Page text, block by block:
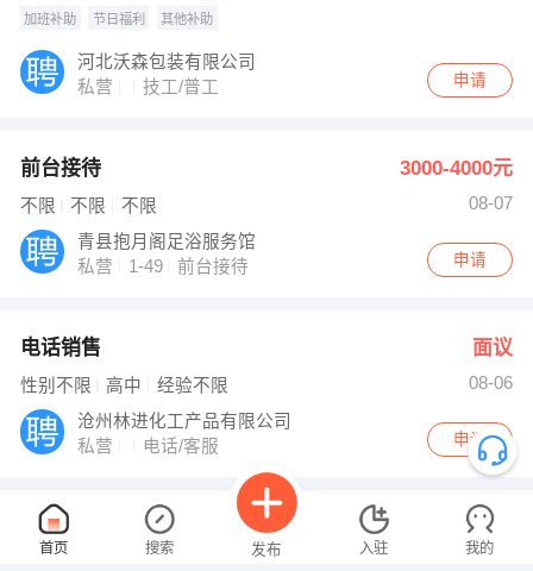
加班补助 节日福利 其他补助
河北沃森包装有限公司
私营
技工/普工 申请
前台接待 3000-4000元
不限 不限 不限
08-07
青县抱月阁足浴服务馆
私营
1-49 前台接待 申请
电话销售 面议
性别不限 高中 经验不限
08-06
沧州林进化工产品有限公司
私营
电话/客服 申请
司机 面议
首页 搜索 发布 入驻 我的